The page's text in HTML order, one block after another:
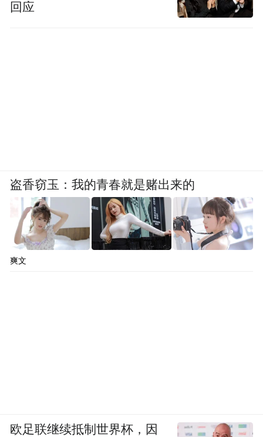
回应
盗香窃玉：我的青春就是赌出来的
爽文
欧足联继续抵制世界杯，因